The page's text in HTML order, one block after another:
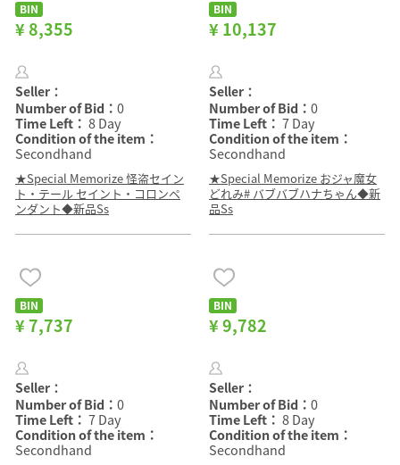
BIN
¥ 8,355
Seller：
Number of Bid： 0
Time Left： 8 Day
Condition of the item：
Secondhand
★Special Memorize 怪盗セイン
ト・テール セイント・コロンペ
ンダント◆新品Ss
BIN
¥ 10,137
Seller：
Number of Bid： 0
Time Left： 7 Day
Condition of the item：
Secondhand
★Special Memorize おジャ魔女
どれみ# バブバブハナちゃん◆新
品Ss
BIN
¥ 7,737
Seller：
Number of Bid： 0
Time Left： 7 Day
Condition of the item：
Secondhand
BIN
¥ 9,782
Seller：
Number of Bid： 0
Time Left： 8 Day
Condition of the item：
Secondhand